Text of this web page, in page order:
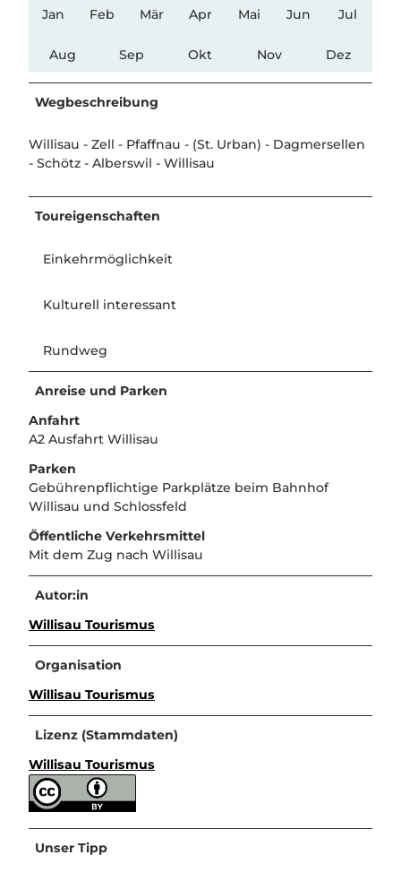
Jan Feb Mär Apr Mai Jun Jul
Aug Sep Okt Nov Dez
Wegbeschreibung
Willisau - Zell - Pfaffnau - (St. Urban) - Dagmersellen
- Schötz - Alberswil - Willisau
Toureigenschaften
Einkehrmöglichkeit
Kulturell interessant
Rundweg
Anreise und Parken
Anfahrt
A2 Ausfahrt Willisau
Parken
Gebührenpflichtige Parkplätze beim Bahnhof
Willisau und Schlossfeld
Öffentliche Verkehrsmittel
Mit dem Zug nach Willisau
Autor:in
Willisau Tourismus
Organisation
Willisau Tourismus
Lizenz (Stammdaten)
Willisau Tourismus
Unser Tipp